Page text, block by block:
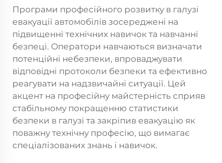
Програми професійного розвитку в галузі
евакуації автомобілів зосереджені на
підвищенні технічних навичок та навчанні
безпеці. Оператори навчаються визначати
потенційні небезпеки, впроваджувати
відповідні протоколи безпеки та ефективно
реагувати на надзвичайні ситуації. Цей
акцент на професійну майстерність сприяв
стабільному покращенню статистики
безпеки в галузі та закріпив евакуацію як
поважну технічну професію, що вимагає
спеціалізованих знань і навичок.